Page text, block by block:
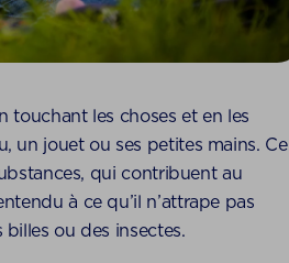
touchant les choses et en les
un jouet ou ses petites mains. Ce
qui contribuent au
à ce qu’il n’attrape pas
ou des insectes.